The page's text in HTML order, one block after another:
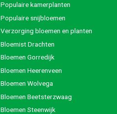
Populaire kamerplanten
Populaire snijbloemen
Verzorging bloemen en planten
Bloemist Drachten
Bloemen Gorredijk
Bloemen Heerenveen
Bloemen Wolvega
Bloemen Beetsterzwaag
Bloemen Steenwijk